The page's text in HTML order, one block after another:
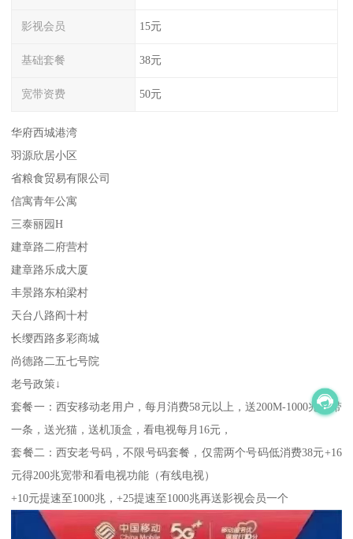
影视会员 15元
基础套餐 38元
宽带资费 50元
华府西城港湾
羽源欣居小区
省粮食贸易有限公司
信寓青年公寓
三泰丽园H
建章路二府营村
建章路乐成大厦
丰景路东柏梁村
天台八路阎十村
长缨西路多彩商城
尚德路二五七号院
老号政策↓
套餐一：西安移动老用户，每月消费58元以上，送200M-1000兆宽带
一条，送光猫，送机顶盒，看电视每月16元，
套餐二：西安老号码，不限号码套餐，仅需两个号码低消费38元+16
元得200兆宽带和看电视功能（有线电视）
+10元提速至1000兆，+25提速至1000兆再送影视会员一个